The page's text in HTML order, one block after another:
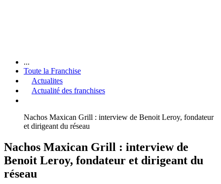
...
Toute la Franchise
Actualites
Actualité des franchises
Nachos Maxican Grill : interview de Benoit Leroy, fondateur
et dirigeant du réseau
Nachos Maxican Grill : interview de
Benoit Leroy, fondateur et dirigeant du
réseau